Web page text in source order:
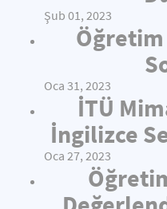
Şub 01, 2023
Öğretim
Oca 31, 2023
İTÜ
İngilizce
Oca 27, 2023